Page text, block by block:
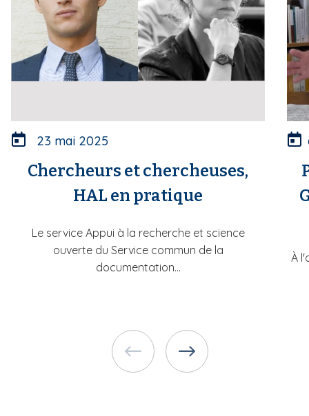
23 mai 2025
Chercheurs et chercheuses,
HAL en pratique
Le service Appui à la recherche et science
ouverte du Service commun de la
documentation...
À